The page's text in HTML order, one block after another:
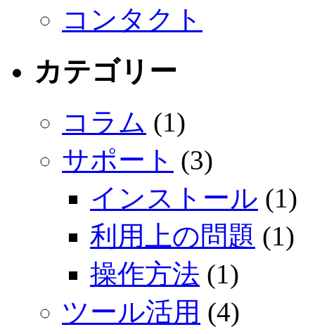
コンタクト
カテゴリー
コラム (1)
サポート (3)
インストール (1)
利用上の問題 (1)
操作方法 (1)
ツール活用 (4)